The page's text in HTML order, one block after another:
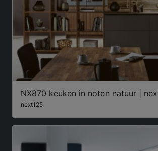
NX870 keuken in noten natuur |
next125